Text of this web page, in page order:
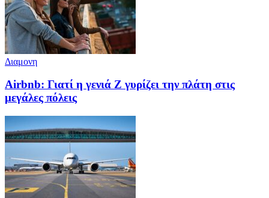
Διαμονη
Airbnb: Γιατί η γενιά Z γυρίζει την πλάτη στις
μεγάλες πόλεις